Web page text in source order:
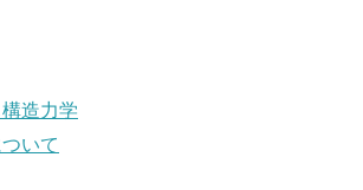
造力学
いて